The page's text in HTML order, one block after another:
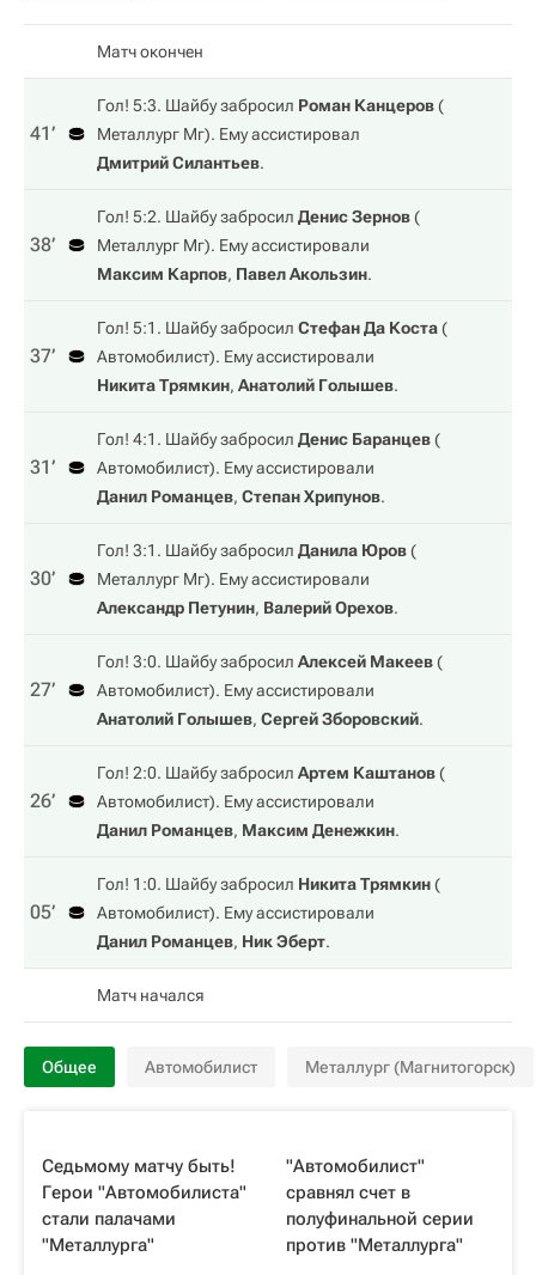
Матч окончен
41‎’‎
Гол! 5:3. Шайбу забросил Роман Канцеров(
Металлург Мг). Ему ассистировал
Дмитрий Силантьев.
38‎’‎
Гол! 5:2. Шайбу забросил Денис Зернов(
Металлург Мг). Ему ассистировали
Максим Карпов, Павел Акользин.
37‎’‎
Гол! 5:1. Шайбу забросил Стефан Да Коста(
Автомобилист). Ему ассистировали
Никита Трямкин, Анатолий Голышев.
31‎’‎
Гол! 4:1. Шайбу забросил Денис Баранцев(
Автомобилист). Ему ассистировали
Данил Романцев, Степан Хрипунов.
30‎’‎
Гол! 3:1. Шайбу забросил Данила Юров(
Металлург Мг). Ему ассистировали
Александр Петунин, Валерий Орехов.
27‎’‎
Гол! 3:0. Шайбу забросил Алексей Макеев(
Автомобилист). Ему ассистировали
Анатолий Голышев, Сергей Зборовский.
26‎’‎
Гол! 2:0. Шайбу забросил Артем Каштанов(
Автомобилист). Ему ассистировали
Данил Романцев, Максим Денежкин.
05‎’‎
Гол! 1:0. Шайбу забросил Никита Трямкин(
Автомобилист). Ему ассистировали
Данил Романцев, Ник Эберт.
Матч начался
Общее Автомобилист Металлург (Магнитогорск)
Седьмому матчу быть!
Герои "Автомобилиста"
стали палачами
"Металлурга"
"Автомобилист"
сравнял счет в
полуфинальной серии
против "Металлурга"